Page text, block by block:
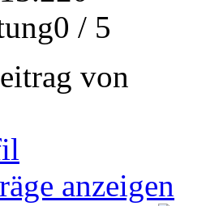
/ 5
von
anzeigen